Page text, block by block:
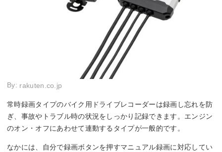
By: rakuten.co.jp
常時録画タイプのバイク用ドライブレコーダーは録画し忘れを防
ぎ、事故やトラブル時の状況をしっかり記録できます。エンジン
のオン・オフにあわせて連動するタイプが一般的です。
なかには、自分で録画ボタンを押すマニュアル録画に対応してい